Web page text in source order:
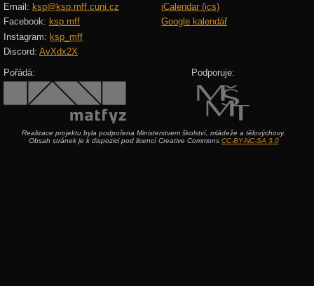
Email: ksp@ksp.mff.cuni.cz
Facebook: ksp.mff
Instagram: ksp_mff
Discord: AvXdx2X
iCalendar (ics)
Google kalendář
Pořádá: Podporuje:
Realizace projektu byla podpořena Ministerstvem školství, mládeže a tělovýchovy.
Obsah stránek je k dispozici pod licencí Creative Commons CC-BY-NC-SA 3.0